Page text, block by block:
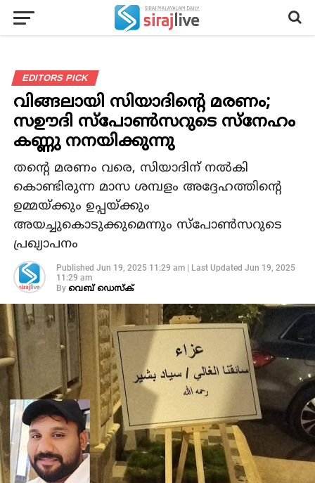
EDITORS PICK
വിങ്ങലായി സിയാദിന്റെ മരണം;
സഊദി സ്പോൺസറുടെ സ്നേഹം
കണ്ണു നനയിക്കുന്നു
തന്റെ മരണം വരെ, സിയാദിന് നൽകി
കൊണ്ടിരുന്ന മാസ ശമ്പളം അദ്ദേഹത്തിന്റെ
ഉമ്മയ്ക്കും ഉപ്പയ്ക്കും
അയച്ചുകൊടുക്കുമെന്നും സ്പോൺസറുടെ
പ്രഖ്യാപനം
Published Jun 19, 2025 11:29 am| Last Updated Jun 19, 2025
11:29 am
By വെബ് ഡെസ്‌ക്